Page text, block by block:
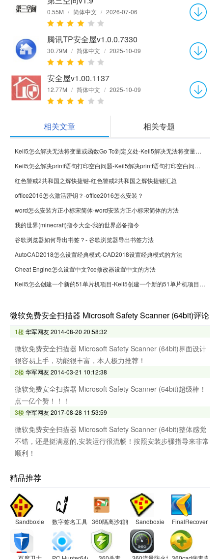
0.55M / 简体中文 / 2026-07-06
腾讯TP安全屋v1.0.0.7330
30.79M / 简体中文 / 2025-10-09
安全屋v1.00.1137
12.77M / 简体中文 / 2025-10-09
相关文章 相关专题
Keil5怎么解决无法将变量或函数Go To到定义处-Keil5解决无法将变量或函数Go To到定义处的方法
Keil5怎么解决printf语句打印空白问题-Keil5解决printf语句打印空白问题的方法
红色警戒2共和国之辉快捷键-红色警戒2共和国之辉快捷键汇总
office2016怎么激活密钥？-office2016怎么安装？
word怎么安装方正小标宋简体-word安装方正小标宋简体的方法
我的世界(minecraft)指令大全-我的世界必备指令
谷歌浏览器如何导出书签？- 谷歌浏览器导出书签方法
AutoCAD2018怎么设置经典模式-CAD2018设置经典模式的方法
Cheat Engine怎么设置中文?ce修改器设置中文的方法
Keil5怎么创建一个新的51单片机项目-Keil5创建一个新的51单片机项目的方法
微软免费安全扫描器 Microsoft Safety Scanner (64bit)评论
1楼华军网友2014-08-20 20:58:32
微软免费安全扫描器 Microsoft Safety Scanner (64bit)界面设计
很容易上手，功能很丰富，本人极力推荐！
2楼华军网友2014-03-21 10:12:38
微软免费安全扫描器 Microsoft Safety Scanner (64bit)超级棒！
点一亿个赞！！！
3楼华军网友2017-08-28 11:53:59
微软免费安全扫描器 Microsoft Safety Scanner (64bit)整体感觉
不错，还是挺满意的,安装运行很流畅！按照安装步骤指导来非常
顺利！
精品推荐
Sandboxie 数字签名工具 360隔离沙箱独立版Sandboxie FinalRecovery